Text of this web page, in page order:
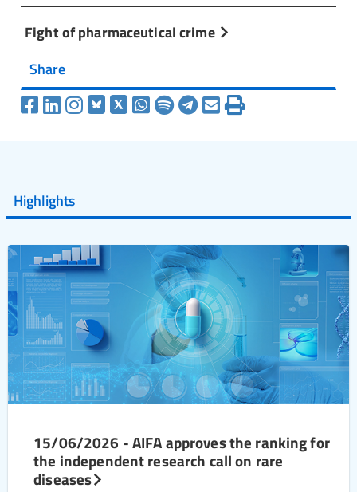
Fight of pharmaceutical crime
Share
Highlights
15/06/2026 - AIFA approves the ranking for
the independent research call on rare
diseases